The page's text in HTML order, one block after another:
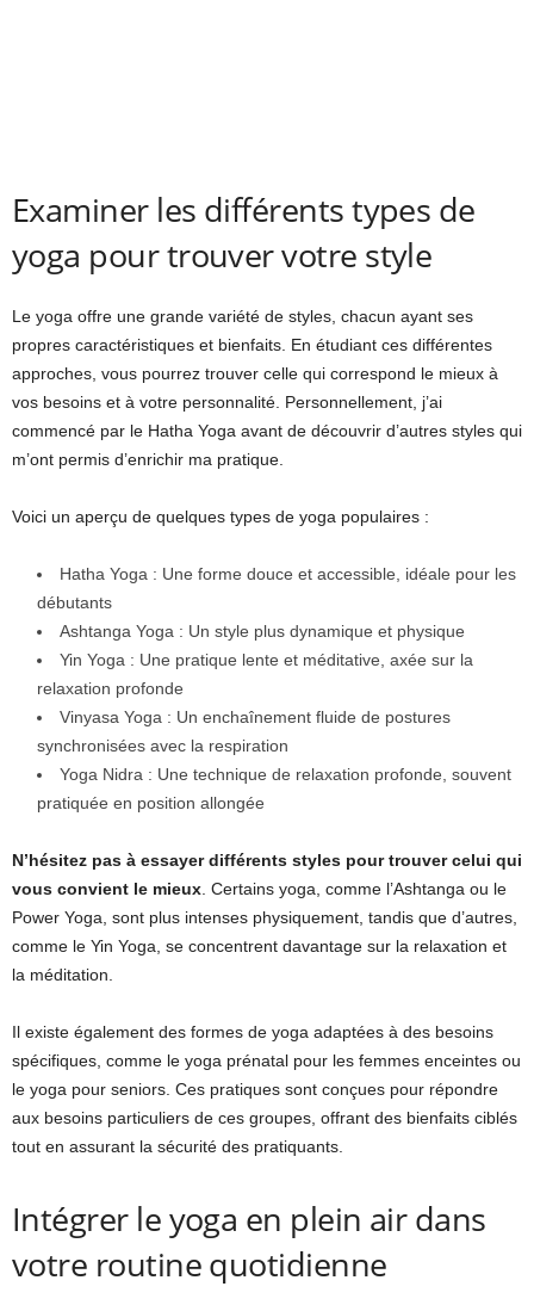
Examiner les différents types de
yoga pour trouver votre style
Le yoga offre une grande variété de styles, chacun ayant ses
propres caractéristiques et bienfaits. En étudiant ces différentes
approches, vous pourrez trouver celle qui correspond le mieux à
vos besoins et à votre personnalité. Personnellement, j’ai
commencé par le Hatha Yoga avant de découvrir d’autres styles qui
m’ont permis d’enrichir ma pratique.
Voici un aperçu de quelques types de yoga populaires :
Hatha Yoga : Une forme douce et accessible, idéale pour les
débutants
Ashtanga Yoga : Un style plus dynamique et physique
Yin Yoga : Une pratique lente et méditative, axée sur la
relaxation profonde
Vinyasa Yoga : Un enchaînement fluide de postures
synchronisées avec la respiration
Yoga Nidra : Une technique de relaxation profonde, souvent
pratiquée en position allongée
N’hésitez pas à essayer différents styles pour trouver celui qui
vous convient le mieux. Certains yoga, comme l’Ashtanga ou le
Power Yoga, sont plus intenses physiquement, tandis que d’autres,
comme le Yin Yoga, se concentrent davantage sur la relaxation et
la méditation.
Il existe également des formes de yoga adaptées à des besoins
spécifiques, comme le yoga prénatal pour les femmes enceintes ou
le yoga pour seniors. Ces pratiques sont conçues pour répondre
aux besoins particuliers de ces groupes, offrant des bienfaits ciblés
tout en assurant la sécurité des pratiquants.
Intégrer le yoga en plein air dans
votre routine quotidienne